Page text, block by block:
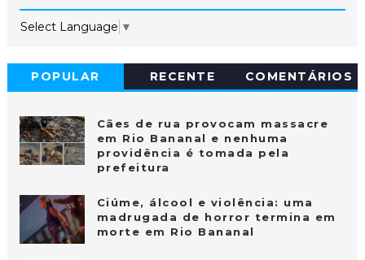
Select Language ▼
POPULAR RECENTE COMENTÁRIOS
Cães de rua provocam massacre
em Rio Bananal e nenhuma
providência é tomada pela
prefeitura
Ciúme, álcool e violência: uma
madrugada de horror termina em
morte em Rio Bananal